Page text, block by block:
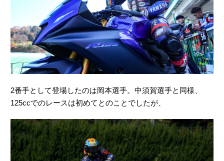
2番手として登場したのは岡本選手。中須賀選手と同様、
125ccでのレースは初めてとのことでしたが、